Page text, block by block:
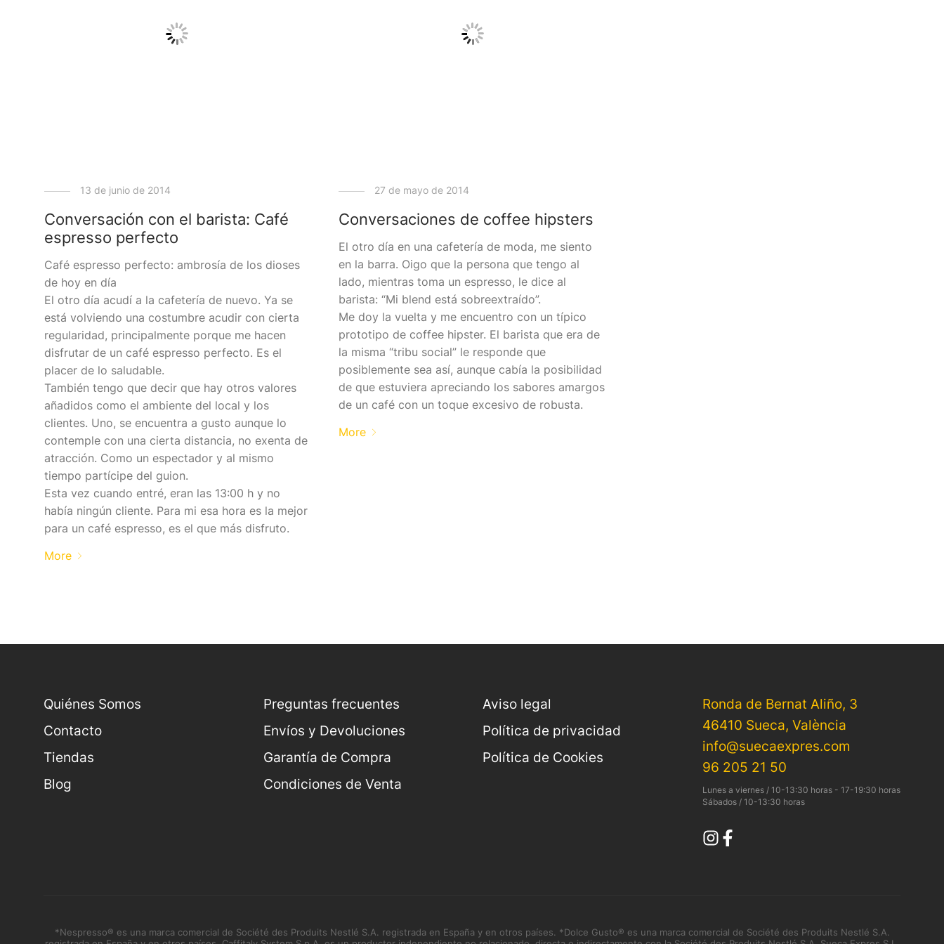
13 de junio de 2014
Conversación con el barista: Café
espresso perfecto
Café espresso perfecto: ambrosía de los dioses
de hoy en día
El otro día acudí a la cafetería de nuevo. Ya se
está volviendo una costumbre acudir con cierta
regularidad, principalmente porque me hacen
disfrutar de un café espresso perfecto. Es el
placer de lo saludable.
También tengo que decir que hay otros valores
añadidos como el ambiente del local y los
clientes. Uno, se encuentra a gusto aunque lo
contemple con una cierta distancia, no exenta de
atracción. Como un espectador y al mismo
tiempo partícipe del guion.
Esta vez cuando entré, eran las 13:00 h y no
había ningún cliente. Para mi esa hora es la mejor
para un café espresso, es el que más disfruto.
More
27 de mayo de 2014
Conversaciones de coffee hipsters
El otro día en una cafetería de moda, me siento
en la barra. Oigo que la persona que tengo al
lado, mientras toma un espresso, le dice al
barista: “Mi blend está sobreextraído”.
Me doy la vuelta y me encuentro con un típico
prototipo de coffee hipster. El barista que era de
la misma “tribu social” le responde que
posiblemente sea así, aunque cabía la posibilidad
de que estuviera apreciando los sabores amargos
de un café con un toque excesivo de robusta.
More
Quiénes Somos
Contacto
Tiendas
Blog
Preguntas frecuentes
Envíos y Devoluciones
Garantía de Compra
Condiciones de Venta
Aviso legal
Política de privacidad
Política de Cookies
Ronda de Bernat Aliño, 3
46410 Sueca, València
info@suecaexpres.com
96 205 21 50
Lunes a viernes / 10-13:30 horas - 17-19:30 horas
Sábados / 10-13:30 horas
*Nespresso® es una marca comercial de Société des Produits Nestlé S.A. registrada en España y en otros países. *Dolce Gusto® es una marca comercial de Société des Produits Nestlé S.A.